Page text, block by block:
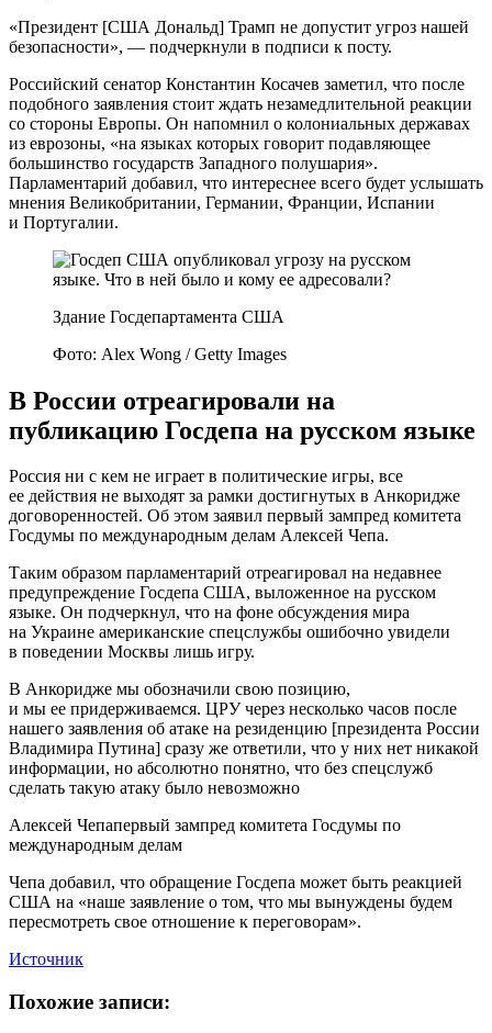
«Президент [США Дональд] Трамп не допустит угроз нашей
безопасности», — подчеркнули в подписи к посту.
Российский сенатор Константин Косачев заметил, что после
подобного заявления стоит ждать незамедлительной реакции
со стороны Европы. Он напомнил о колониальных державах
из еврозоны, «на языках которых говорит подавляющее
большинство государств Западного полушария».
Парламентарий добавил, что интереснее всего будет услышать
мнения Великобритании, Германии, Франции, Испании
и Португалии.
Здание Госдепартамента США
Фото: Alex Wong / Getty Images
В России отреагировали на
публикацию Госдепа на русском языке
Россия ни с кем не играет в политические игры, все
ее действия не выходят за рамки достигнутых в Анкоридже
договоренностей. Об этом заявил первый зампред комитета
Госдумы по международным делам Алексей Чепа.
Таким образом парламентарий отреагировал на недавнее
предупреждение Госдепа США, выложенное на русском
языке. Он подчеркнул, что на фоне обсуждения мира
на Украине американские спецслужбы ошибочно увидели
в поведении Москвы лишь игру.
В Анкоридже мы обозначили свою позицию,
и мы ее придерживаемся. ЦРУ через несколько часов после
нашего заявления об атаке на резиденцию [президента России
Владимира Путина] сразу же ответили, что у них нет никакой
информации, но абсолютно понятно, что без спецслужб
сделать такую атаку было невозможно
Алексей Чепапервый зампред комитета Госдумы по
международным делам
Чепа добавил, что обращение Госдепа может быть реакцией
США на «наше заявление о том, что мы вынуждены будем
пересмотреть свое отношение к переговорам».
Источник
Похожие записи: